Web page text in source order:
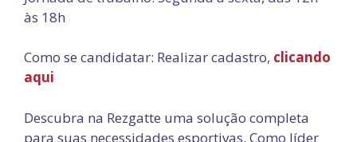
às 18h
Como se candidatar: Realizar cadastro, clicando
aqui
Descubra na Rezgatte uma solução completa
para suas necessidades esportivas. Como líder